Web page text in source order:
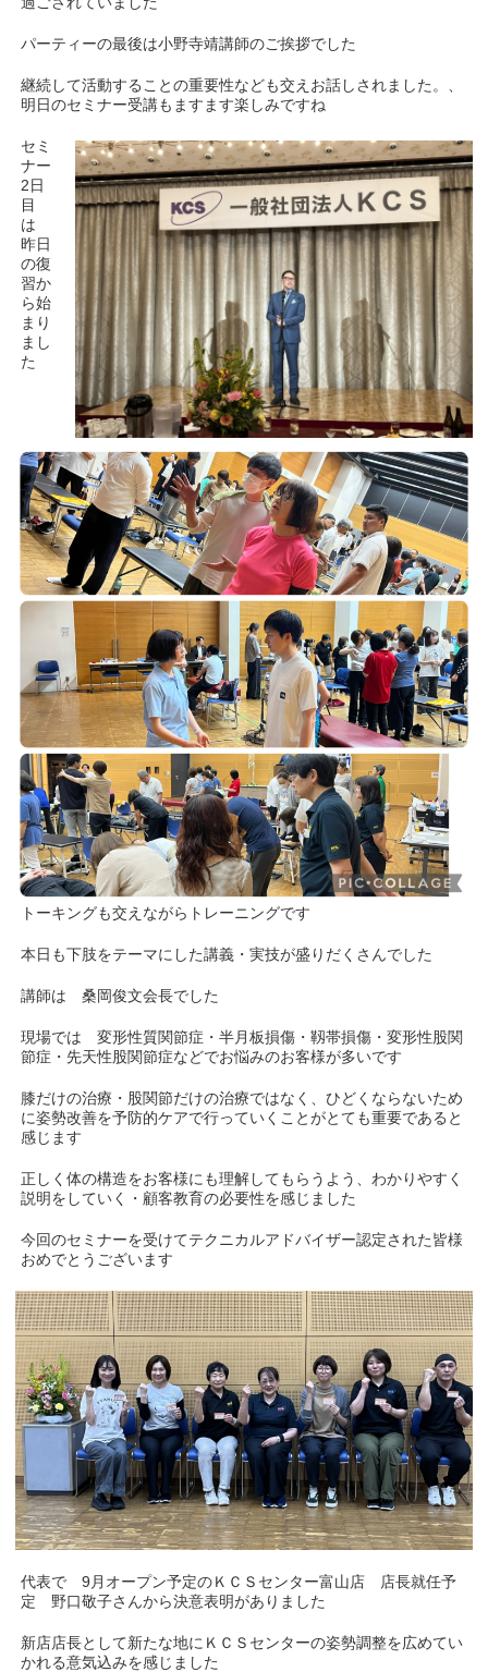
パーティーの最後は小野寺靖講師のご挨拶でした
継続して活動することの重要性なども交えお話しされました。、
明日のセミナー受講もますます楽しみですね
セミ
ナー
2日
目
は
昨日
の復
習か
ら始
まり
まし
た
トーキングも交えながらトレーニングです
本日も下肢をテーマにした講義・実技が盛りだくさんでした
講師は 桑岡俊文会長でした
現場では 変形性質関節症・半月板損傷・靱帯損傷・変形性股関
節症・先天性股関節症などでお悩みのお客様が多いです
膝だけの治療・股関節だけの治療ではなく、ひどくならないため
に姿勢改善を予防的ケアで行っていくことがとても重要であると
感じます
正しく体の構造をお客様にも理解してもらうよう、わかりやすく
説明をしていく・顧客教育の必要性を感じました
今回のセミナーを受けてテクニカルアドバイザー認定された皆様
おめでとうございます
代表で 9月オープン予定のＫＣＳセンター富山店 店長就任予
定 野口敬子さんから決意表明がありました
新店店長として新たな地にＫＣＳセンターの姿勢調整を広めてい
かれる意気込みを感じました